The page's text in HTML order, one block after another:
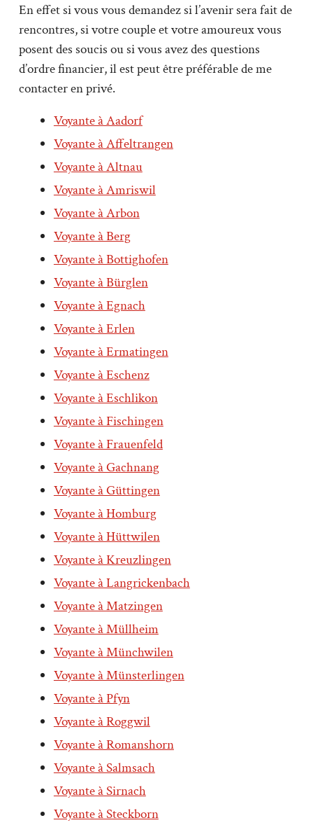
En effet si vous vous demandez si l’avenir sera fait de
rencontres, si votre couple et votre amoureux vous
posent des soucis ou si vous avez des questions
d’ordre financier, il est peut être préférable de me
contacter en privé.
Voyante à Aadorf
Voyante à Affeltrangen
Voyante à Altnau
Voyante à Amriswil
Voyante à Arbon
Voyante à Berg
Voyante à Bottighofen
Voyante à Bürglen
Voyante à Egnach
Voyante à Erlen
Voyante à Ermatingen
Voyante à Eschenz
Voyante à Eschlikon
Voyante à Fischingen
Voyante à Frauenfeld
Voyante à Gachnang
Voyante à Güttingen
Voyante à Homburg
Voyante à Hüttwilen
Voyante à Kreuzlingen
Voyante à Langrickenbach
Voyante à Matzingen
Voyante à Müllheim
Voyante à Münchwilen
Voyante à Münsterlingen
Voyante à Pfyn
Voyante à Roggwil
Voyante à Romanshorn
Voyante à Salmsach
Voyante à Sirnach
Voyante à Steckborn